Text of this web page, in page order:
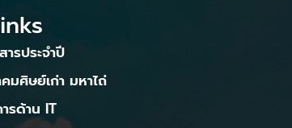
ารประจำปี
มศิษย์เก่า มหาไถ่
รด้าน IT